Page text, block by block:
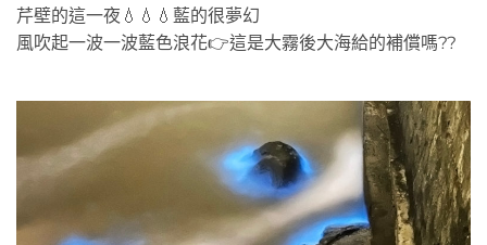
芹壁的這一夜💧💧💧藍的很夢幻
風吹起一波一波藍色浪花👉這是大霧後大海給的補償嗎??